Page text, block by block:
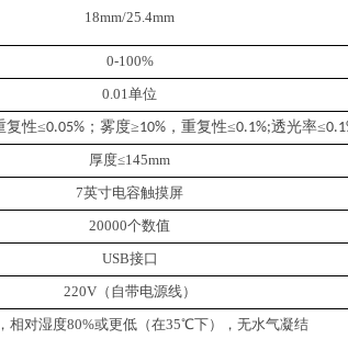
18mm/25.4mm
0-100%
0.01单位
复性≤0.05%；雾度≥10%，重复性≤0.1%;透光率≤0.1
厚度≤145mm
7英寸电容触摸屏
20000个数值
USB接口
220V（自带电源线）
相对湿度80%或更低（在35℃下），无水气凝结